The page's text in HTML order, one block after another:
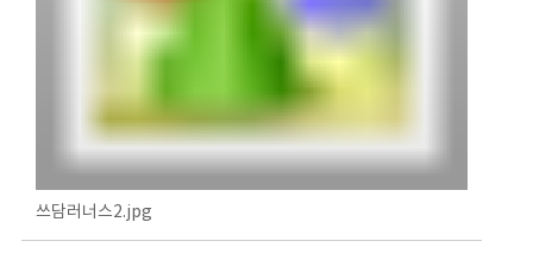
쓰담러너스2.jpg